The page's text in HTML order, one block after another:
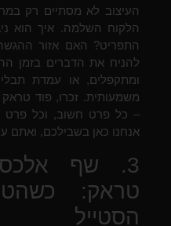
העיצוב לא מסתיים רק
הלקוח השלמה. איך הוא
התפריט? האם אזור
להניח את הדברים בזמן
ומתקפלים, או עמדת
משמעותית. זכרו, פוד
– כל פרט חשוב, וכל
אנחנו כאן בשבילכם, ואתם
3. שף
טראק:
הסטייל